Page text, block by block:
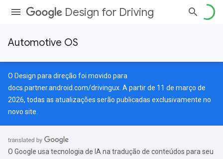
Design for Driving
Automotive OS
O Design para direção foi movido para
docs.partner.android.com/drivingux . A partir de 11 de março de
2026, todas as atualizações serão publicadas exclusivamente no
novo site.
O Google usa tecnologia de IA na tradução de conteúdos para seu